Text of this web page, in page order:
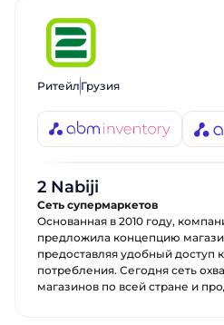
Ритейл Грузия
2 Nabiji
Сеть супермаркетов
Основанная в 2010 году,
предложила концепцию
предоставляя удобный доступ
потребления. Сегодня сеть
магазинов по всей стране и